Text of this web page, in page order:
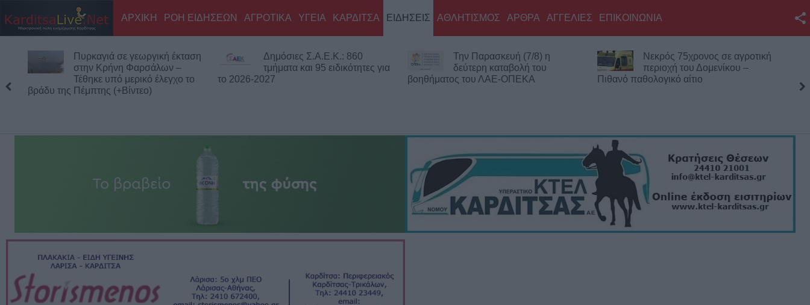
Twitter
RSS
Επικοινωνία με το
KarditsaLive.Net
ΑΡΧΙΚΗ ΡΟΗ ΕΙΔΗΣΕΩΝ ΑΓΡΟΤΙΚΑ ΥΓΕΙΑ ΚΑΡΔΙΤΣΑ ΕΙΔΗΣΕΙΣ ΑΘΛΗΤΙΣΜΟΣ ΑΡΘΡΑ ΑΓΓΕΛΙΕΣ ΕΠΙΚΟΙΝΩΝΙΑ
Πυρκαγιά σε γεωργική έκταση
στην Κρήνη Φαρσάλων –
Τέθηκε υπό μερικό έλεγχο το
βράδυ της Πέμπτης (+Βίντεο)
Δημόσιες Σ.Α.Ε.Κ.: 860
τμήματα και 95 ειδικότητες για
το 2026-2027
Την Παρασκευή (7/8) η
δεύτερη καταβολή του
βοηθήματος του ΛΑΕ-ΟΠΕΚΑ
Νεκρός 75χρονος σε αγροτική
περιοχή του Δομενίκου –
Πιθανό παθολογικό αίτιο